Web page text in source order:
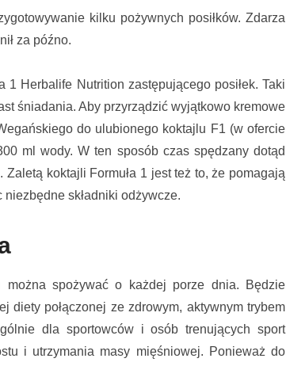
kilku pożywnych posiłków. Zdarza
za późno.
Herbalife Nutrition zastępującego posiłek. Taki
śniadania. Aby przyrządzić wyjątkowo kremowe
do ulubionego koktajlu F1 (w ofercie
ml wody. W ten sposób czas spędzany dotąd
koktajli Formuła 1 jest też to, że pomagają
składniki odżywcze.
spożywać o każdej porze dnia. Będzie
diety połączonej ze zdrowym, aktywnym trybem
dla sportowców i osób trenujących sport
i utrzymania masy mięśniowej. Ponieważ do